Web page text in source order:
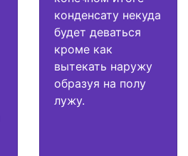
конденсату некуда
будет деваться
кроме как
вытекать наружу
образуя на полу
лужу.